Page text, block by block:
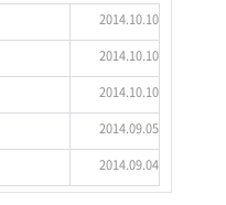
2014.10.10
2014.10.10
2014.10.10
2014.09.05
2014.09.04